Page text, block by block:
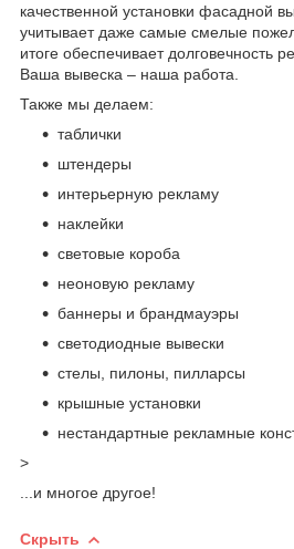
качественной установки фасадной
учитывает даже самые смелые
итоге обеспечивает долговечность
Ваша вывеска – наша работа.
Также мы делаем:
таблички
штендеры
интерьерную рекламу
наклейки
световые короба
неоновую рекламу
баннеры и брандмауэры
светодиодные вывески
стелы, пилоны, пилларсы
крышные установки
нестандартные рекламные
>
...и многое другое!
Скрыть